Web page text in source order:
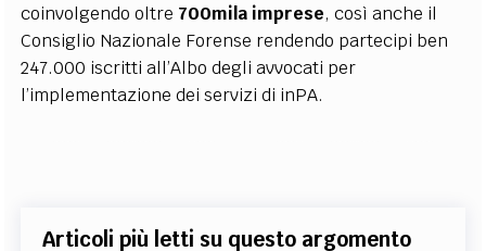
coinvolgendo oltre 700mila imprese, così anche il
Consiglio Nazionale Forense rendendo partecipi ben
247.000 iscritti all’Albo degli avvocati per
l’implementazione dei servizi di inPA.
Articoli più letti su questo argomento